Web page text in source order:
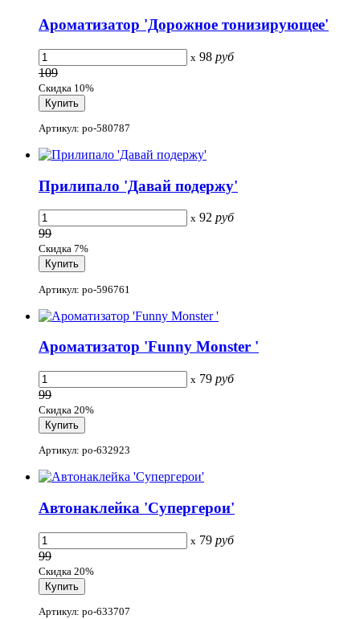
Ароматизатор 'Дорожное тонизирующее'
x 98 руб
109
Скидка 10%
Артикул: po-580787
Прилипало 'Давай подержу'
x 92 руб
99
Скидка 7%
Артикул: po-596761
Ароматизатор 'Funny Monster '
x 79 руб
99
Скидка 20%
Артикул: po-632923
Автонаклейка 'Супергерои'
x 79 руб
99
Скидка 20%
Артикул: po-633707